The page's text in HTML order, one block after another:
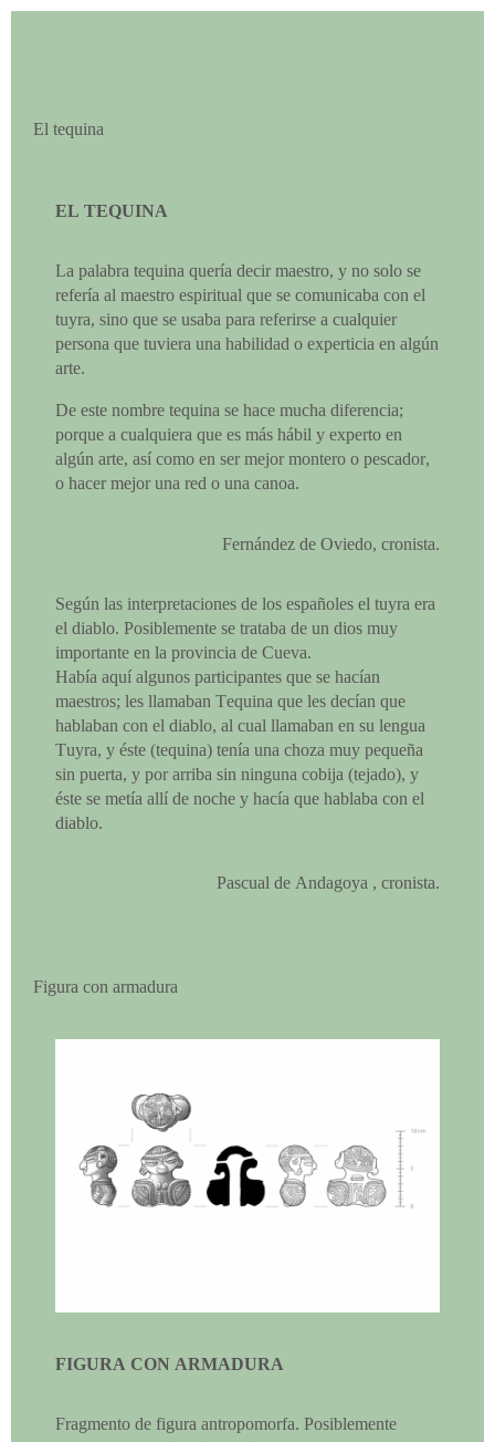
El tequina
EL TEQUINA
La palabra tequina quería decir maestro, y no solo se
refería al maestro espiritual que se comunicaba con el
tuyra, sino que se usaba para referirse a cualquier
persona que tuviera una habilidad o experticia en algún
arte.
De este nombre tequina se hace mucha diferencia;
porque a cualquiera que es más hábil y experto en
algún arte, así como en ser mejor montero o pescador,
o hacer mejor una red o una canoa.
Fernández de Oviedo, cronista.
Según las interpretaciones de los españoles el tuyra era
el diablo. Posiblemente se trataba de un dios muy
importante en la provincia de Cueva.
Había aquí algunos participantes que se hacían
maestros; les llamaban Tequina que les decían que
hablaban con el diablo, al cual llamaban en su lengua
Tuyra, y éste (tequina) tenía una choza muy pequeña
sin puerta, y por arriba sin ninguna cobija (tejado), y
éste se metía allí de noche y hacía que hablaba con el
diablo.
Pascual de Andagoya , cronista.
Figura con armadura
FIGURA CON ARMADURA
Fragmento de figura antropomorfa. Posiblemente